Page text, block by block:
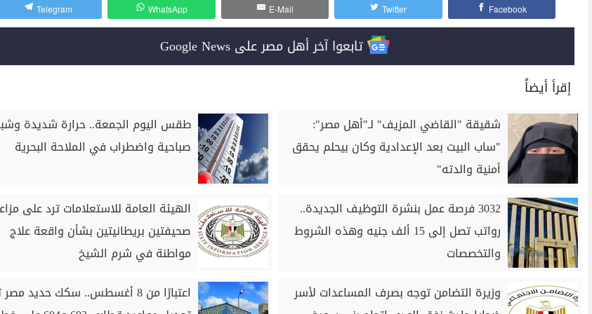
Facebook
Twitter
E-Mail
WhatsApp
Telegram
تابعوا آخر أهل مصر على Google News
إقرأ أيضاً
شقيقة "القاضي المزيف" لـ"أهل مصر":
"ساب البيت بعد الإعدادية وكان بيحلم يحقق
أمنية والدته"
طقس اليوم الجمعة.. حرارة شديدة
صباحية واضطراب في الملاحة البحرية
3032 فرصة عمل بنشرة التوظيف الجديدة..
رواتب تصل إلى 15 ألف جنيه وهذه الشروط
والتخصصات
الهيئة العامة للاستعلامات ترد على
صحيفتين بريطانيتين بشأن واقعة علاج
مواطنة في شرم الشيخ
وزيرة التضامن توجه بصرف المساعدات لأسر
اعتبارًا من 8 أغسطس.. سكك حديد